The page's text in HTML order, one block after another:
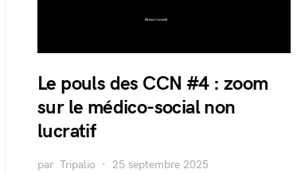
Le pouls des CCN #4 : zoom
sur le médico-social non
lucratif
par Tripalio 25 septembre 2025